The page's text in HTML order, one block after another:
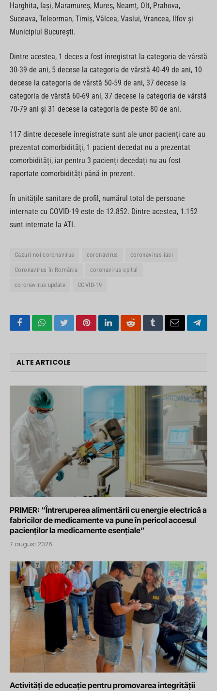
Harghita, Iași, Maramureș, Mureș, Neamț, Olt, Prahova,
Suceava, Teleorman, Timiș, Vâlcea, Vaslui, Vrancea, Ilfov și
Municipiul București.
Dintre acestea, 1 deces a fost înregistrat la categoria de vârstă
30-39 de ani, 5 decese la categoria de vârstă 40-49 de ani, 10
decese la categoria de vârstă 50-59 de ani, 37 decese la
categoria de vârstă 60-69 ani, 37 decese la categoria de vârstă
70-79 ani și 31 decese la categoria de peste 80 de ani.
117 dintre decesele înregistrate sunt ale unor pacienți care au
prezentat comorbidități, 1 pacient decedat nu a prezentat
comorbidități, iar pentru 3 pacienți decedați nu au fost
raportate comorbidități până în prezent.
În unitățile sanitare de profil, numărul total de persoane
internate cu COVID-19 este de 12.852. Dintre acestea, 1.152
sunt internate la ATI.
Cazuri noi coronavirus coronavirus coronavirus iasi
Coronavirus în România coronavirus spital
coronavirus update COVID-19
FacebookWhatsApp
TwitterPinterestLinkedInRedditTumblrEmail
ALTE ARTICOLE
PRIMER: “Întreruperea alimentării cu energie electrică a
fabricilor de medicamente va pune în pericol accesul
pacienților la medicamente esențiale”
7 august 2026
Activități de educație pentru promovarea integrității